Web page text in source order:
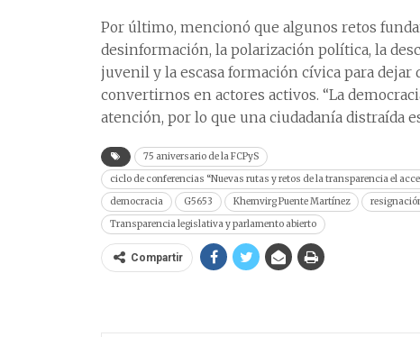
Por último, mencionó que algunos retos
desinformación, la polarización política, la
juvenil y la escasa formación cívica para dejar
convertirnos en actores activos. “La
atención, por lo que una ciudadanía distraída
75 aniversario de la FCPyS
ciclo de conferencias “Nuevas rutas y retos de la transparencia el
democracia
G5653 Khemvirg Puente Martínez
Transparencia legislativa y parlamento abierto
Compartir